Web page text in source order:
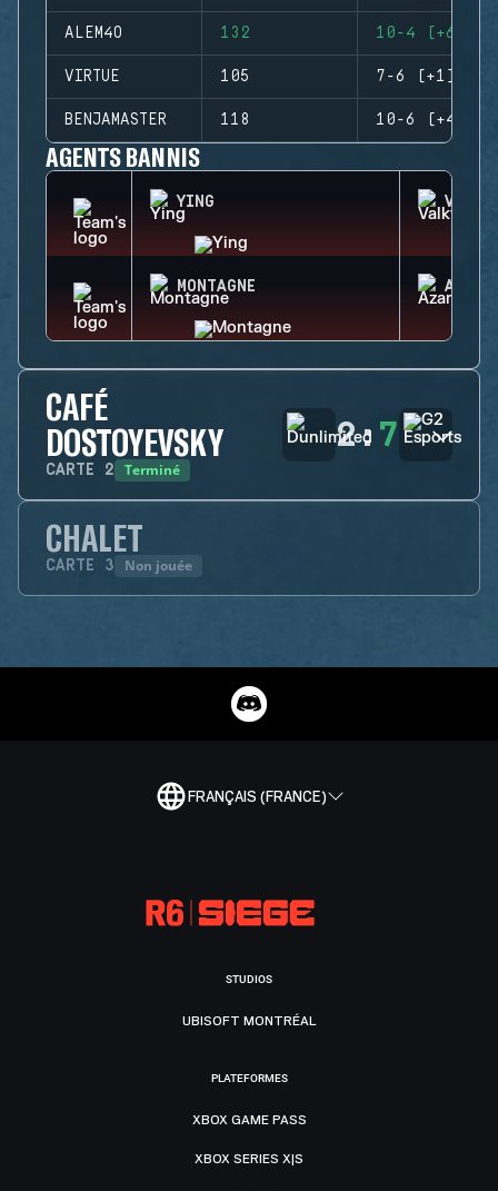
ALEM4O 132 10-4 (+6)
VIRTUE 105 7-6 (+1)
BENJAMASTER 118 10-6 (+4)
AGENTS BANNIS
YING
MONTAGNE AZAMI
CAFÉ
DOSTOYEVSKY
CARTE 2 Terminé
2: 7
CHALET
CARTE 3 Non jouée
FRANÇAIS (FRANCE)
STUDIOS
UBISOFT MONTRÉAL
PLATEFORMES
XBOX GAME PASS
XBOX SERIES X|S